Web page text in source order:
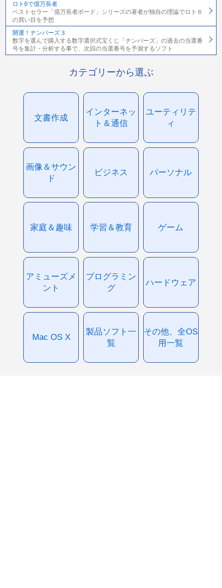
ロト6で億万長者
ベストセラー「億万長者ボード」シリーズの著者が独自の理論でロト６
の買い目を予想
開運！ナンバーズ３
数字を選んで購入する数字選択式宝くじ「ナンバーズ」の過去の当選番
号を集計・分析する事で、次回の当選番号を予測するソフト
カテゴリーから選ぶ
文書作成
インターネッ
ト＆通信
ユーティリテ
ィ
画像＆サウン
ド
ビジネス パーソナル
家庭＆趣味 学習＆教育 ゲーム
アミューズメ
ント
プログラミン
グ
ハードウェア
Mac OS X
製品ソフト一
覧
その他、全OS
用一覧